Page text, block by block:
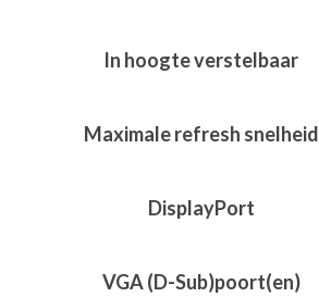
In hoogte verstelbaar
Maximale refresh snelheid
DisplayPort
VGA (D-Sub)poort(en)